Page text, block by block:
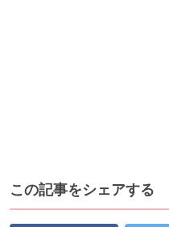
この記事をシェアする